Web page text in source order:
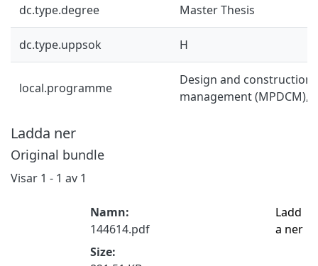
dc.type.degree Master Thesis
dc.type.uppsok H
local.programme
Design and construction
management (MPDCM),
Ladda ner
Original bundle
Visar 1 - 1 av 1
Namn:
144614.pdf
Size:
Ladd
a ner